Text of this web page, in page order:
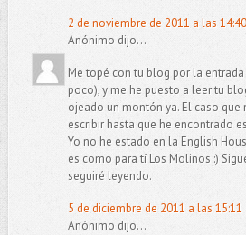
2 de noviembre de 2011 a las 14:40
Anónimo dijo...
Me topé con tu blog por la entrada
poco), y me he puesto a leer tu
ojeado un montón ya. El caso que
escribir hasta que he encontrado
Yo no he estado en la English
es como para tí Los Molinos :)
seguiré leyendo.
5 de diciembre de 2011 a las 15:11
Anónimo dijo...